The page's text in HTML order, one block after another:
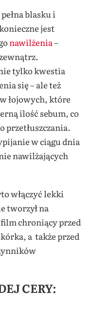
blasku i
jest
nawilżenia–
tylko kwestia
się – ale też
łojowych, które
ilość sebum, co
przetłuszczania.
w ciągu dnia
nawilżających
włączyć lekki
tworzył na
chroniący przed
a także przed
CERY: